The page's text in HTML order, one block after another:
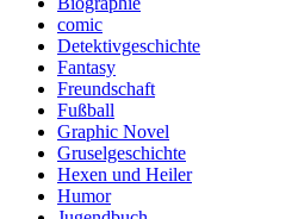
comic
Detektivgeschichte
Fantasy
Freundschaft
Fußball
Graphic Novel
Gruselgeschichte
Hexen und Heiler
Humor